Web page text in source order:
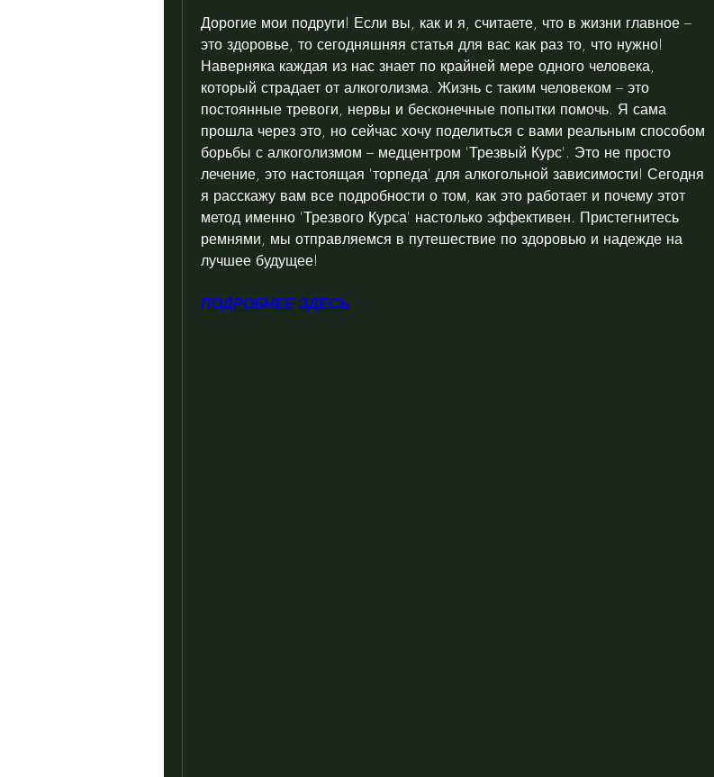
Дорогие мои подруги! Если вы, как и я, считаете, что в жизни главное –
это здоровье, то сегодняшняя статья для вас как раз то, что нужно!
Наверняка каждая из нас знает по крайней мере одного человека,
который страдает от алкоголизма. Жизнь с таким человеком – это
постоянные тревоги, нервы и бесконечные попытки помочь. Я сама
прошла через это, но сейчас хочу поделиться с вами реальным способом
борьбы с алкоголизмом – медцентром 'Трезвый Курс'. Это не просто
лечение, это настоящая 'торпеда' для алкогольной зависимости! Сегодня
я расскажу вам все подробности о том, как это работает и почему этот
метод именно 'Трезвого Курса' настолько эффективен. Пристегнитесь
ремнями, мы отправляемся в путешествие по здоровью и надежде на
лучшее будущее!
ПОДРОБНЕЕ ЗДЕСЬ